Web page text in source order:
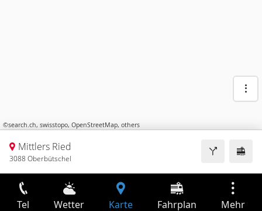
©search.ch, swisstopo, OpenStreetMap, others
Mittlers Ried
3088 Oberbütschel
Tel Wetter Karte Fahrplan Mehr